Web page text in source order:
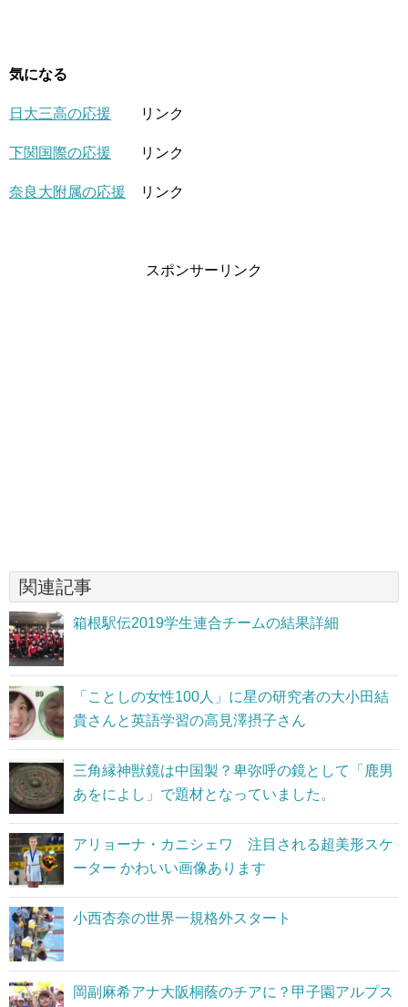
気になる
日大三高の応援 リンク
下関国際の応援 リンク
奈良大附属の応援 リンク
スポンサーリンク
関連記事
箱根駅伝2019学生連合チームの結果詳細
「ことしの女性100人」に星の研究者の大小田結
貴さんと英語学習の高見澤摂子さん
三角縁神獣鏡は中国製？卑弥呼の鏡として「鹿男
あをによし」で題材となっていました。
アリョーナ・カニシェワ 注目される超美形スケ
ーター かわいい画像あります
小西杏奈の世界一規格外スタート
岡副麻希アナ大阪桐蔭のチアに？甲子園アルプス